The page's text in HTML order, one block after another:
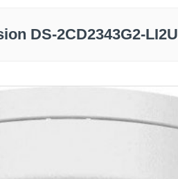
DS-2CD2343G2-LI2U